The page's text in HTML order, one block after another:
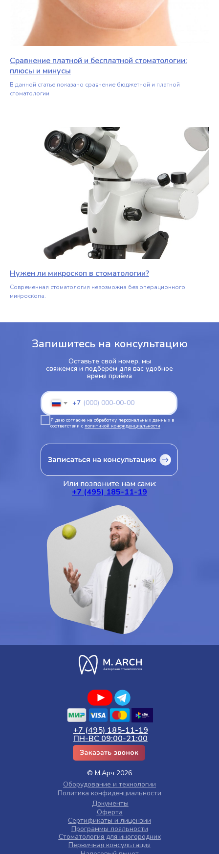
Сравнение платной и бесплатной стоматологии:
плюсы и минусы
В данной статье показано сравнение бюджетной и платной
стоматологии
Нужен ли микроскоп в стоматологии?
Современная стоматология невозможна без операционного
микроскопа.
Запишитесь на консультацию
Оставьте свой номер, мы
свяжемся и подберём для вас удобное
время приёма
Или позвоните нам сами:
+7 (495) 185-11-19
+7
Я даю согласие на обработку персональных данных в
соответствии с политикой конфиденциальности
© М.Арч 2026
Политика конфиденциальности
+7 (495) 185-11-19
ПН-ВС 09:00-21:00
Оферта
Документы
Сертификаты и лицензии
Оборудование и технологии
Первичная консультация
Стоматология для иногородних
Программы лояльности